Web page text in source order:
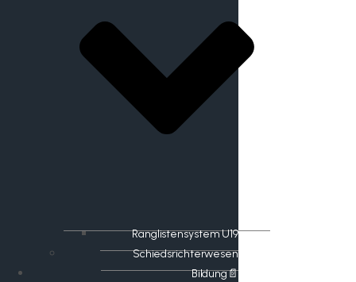
Ranglistensystem U19
Schiedsrichterwesen
Bildung📄